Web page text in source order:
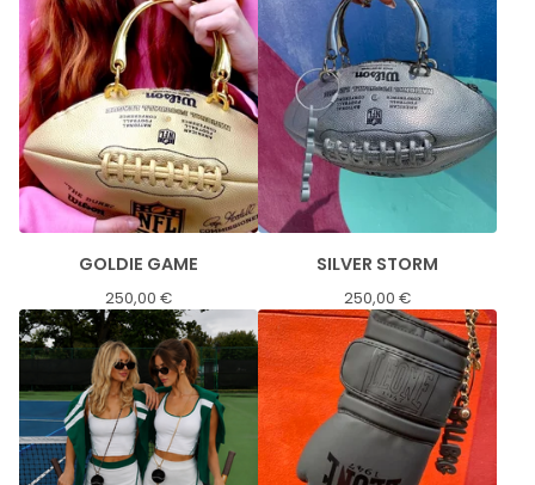
GOLDIE GAME
250,00 €
SILVER STORM
250,00 €